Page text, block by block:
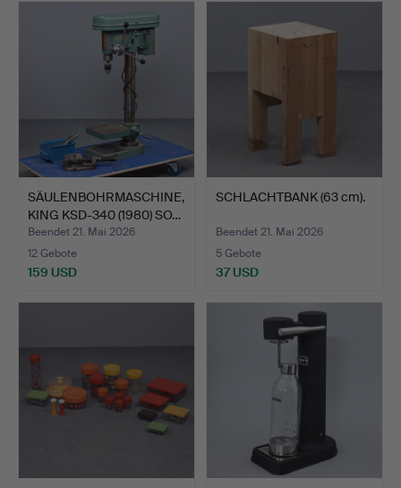
SÄULENBOHRMASCHINE,
KING KSD-340 (1980) SO…
Beendet 21. Mai 2026
12 Gebote
159 USD
SCHLACHTBANK (63 cm).
Beendet 21. Mai 2026
5 Gebote
37 USD